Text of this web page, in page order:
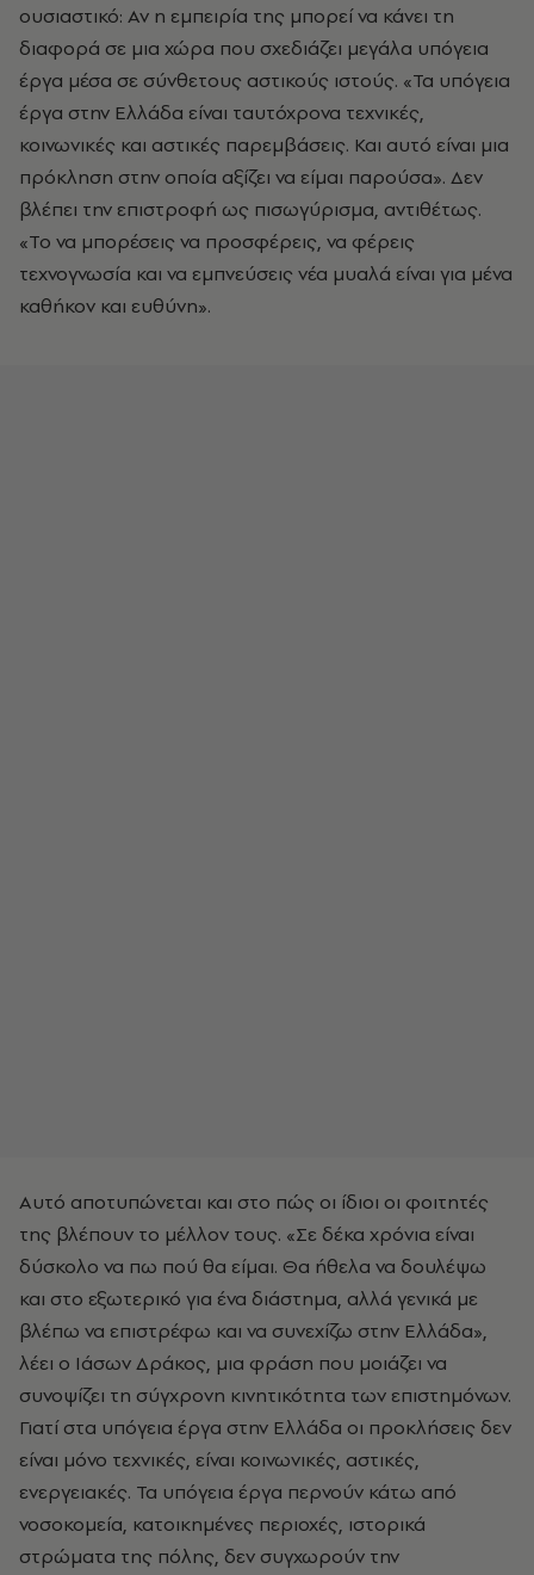
ουσιαστικό: Αν η εμπειρία της μπορεί να κάνει τη
διαφορά σε μια χώρα που σχεδιάζει μεγάλα υπόγεια
έργα μέσα σε σύνθετους αστικούς ιστούς. «Τα υπόγεια
έργα στην Ελλάδα είναι ταυτόχρονα τεχνικές,
κοινωνικές και αστικές παρεμβάσεις. Και αυτό είναι μια
πρόκληση στην οποία αξίζει να είμαι παρούσα». Δεν
βλέπει την επιστροφή ως πισωγύρισμα, αντιθέτως.
«Το να μπορέσεις να προσφέρεις, να φέρεις
τεχνογνωσία και να εμπνεύσεις νέα μυαλά είναι για μένα
καθήκον και ευθύνη».
Αυτό αποτυπώνεται και στο πώς οι ίδιοι οι φοιτητές
της βλέπουν το μέλλον τους. «Σε δέκα χρόνια είναι
δύσκολο να πω πού θα είμαι. Θα ήθελα να δουλέψω
και στο εξωτερικό για ένα διάστημα, αλλά γενικά με
βλέπω να επιστρέφω και να συνεχίζω στην Ελλάδα»,
λέει ο Ιάσων Δράκος, μια φράση που μοιάζει να
συνοψίζει τη σύγχρονη κινητικότητα των επιστημόνων.
Γιατί στα υπόγεια έργα στην Ελλάδα οι προκλήσεις δεν
είναι μόνο τεχνικές, είναι κοινωνικές, αστικές,
ενεργειακές. Τα υπόγεια έργα περνούν κάτω από
νοσοκομεία, κατοικημένες περιοχές, ιστορικά
στρώματα της πόλης, δεν συγχωρούν την